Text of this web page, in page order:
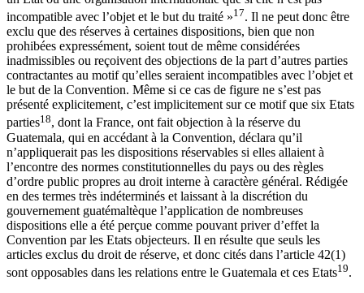
incompatible avec l’objet et le but du traité »17. Il ne peut donc être
exclu que des réserves à certaines dispositions, bien que non
prohibées expressément, soient tout de même considérées
inadmissibles ou reçoivent des objections de la part d’autres parties
contractantes au motif qu’elles seraient incompatibles avec l’objet et
le but de la Convention. Même si ce cas de figure ne s’est pas
présenté explicitement, c’est implicitement sur ce motif que six Etats
parties18, dont la France, ont fait objection à la réserve du
Guatemala, qui en accédant à la Convention, déclara qu’il
n’appliquerait pas les dispositions réservables si elles allaient à
l’encontre des normes constitutionnelles du pays ou des règles
d’ordre public propres au droit interne à caractère général. Rédigée
en des termes très indéterminés et laissant à la discrétion du
gouvernement guatémaltèque l’application de nombreuses
dispositions elle a été perçue comme pouvant priver d’effet la
Convention par les Etats objecteurs. Il en résulte que seuls les
articles exclus du droit de réserve, et donc cités dans l’article 42(1)
sont opposables dans les relations entre le Guatemala et ces Etats19.